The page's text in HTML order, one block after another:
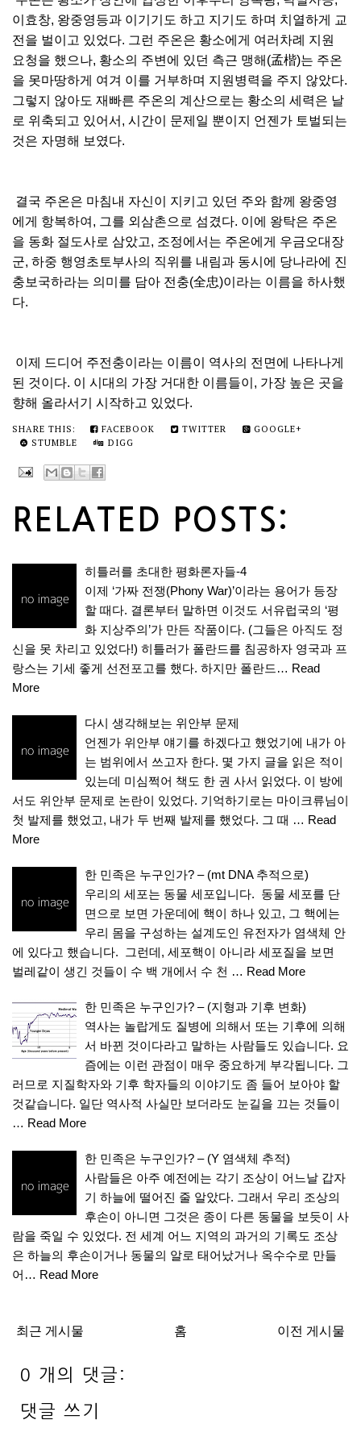
이효창, 왕중영등과 이기기도 하고 지기도 하며 치열하게 교
전을 벌이고 있었다. 그런 주온은 황소에게 여러차례 지원
요청을 했으나, 황소의 주변에 있던 측근 맹해(孟楷)는 주온
을 못마땅하게 여겨 이를 거부하며 지원병력을 주지 않았다.
그렇지 않아도 재빠른 주온의 계산으로는 황소의 세력은 날
로 위축되고 있어서, 시간이 문제일 뿐이지 언젠가 토벌되는
것은 자명해 보였다.
결국 주온은 마침내 자신이 지키고 있던 주와 함께 왕중영
에게 항복하여, 그를 외삼촌으로 섬겼다. 이에 왕탁은 주온
을 동화 절도사로 삼았고, 조정에서는 주온에게 우금오대장
군, 하중 행영초토부사의 직위를 내림과 동시에 당나라에 진
충보국하라는 의미를 담아 전충(全忠)이라는 이름을 하사했
다.
이제 드디어 주전충이라는 이름이 역사의 전면에 나타나게
된 것이다. 이 시대의 가장 거대한 이름들이, 가장 높은 곳을
향해 올라서기 시작하고 있었다.
SHARE THIS: FACEBOOK TWITTER
GOOGLE+
STUMBLE
DIGG
RELATED POSTS:
히틀러를 초대한 평화론자들-4
이제 ‘가짜 전쟁(Phony War)’이라는 용어가 등장
할 때다. 결론부터 말하면 이것도 서유럽국의 ‘평
화 지상주의’가 만든 작품이다. (그들은 아직도 정
신을 못 차리고 있었다!) 히틀러가 폴란드를 침공하자 영국과 프
랑스는 기세 좋게 선전포고를 했다. 하지만 폴란드… Read
More
다시 생각해보는 위안부 문제
언젠가 위안부 얘기를 하겠다고 했었기에 내가 아
는 범위에서 쓰고자 한다. 몇 가지 글을 읽은 적이
있는데 미심쩍어 책도 한 권 사서 읽었다. 이 방에
서도 위안부 문제로 논란이 있었다. 기억하기로는 마이크류님이
첫 발제를 했었고, 내가 두 번째 발제를 했었다. 그 때 … Read
More
한 민족은 누구인가? – (mt DNA 추적으로)
우리의 세포는 동물 세포입니다. 동물 세포를 단
면으로 보면 가운데에 핵이 하나 있고, 그 핵에는
우리 몸을 구성하는 설계도인 유전자가 염색체 안
에 있다고 했습니다. 그런데, 세포핵이 아니라 세포질을 보면
벌레같이 생긴 것들이 수 백 개에서 수 천 … Read More
한 민족은 누구인가? – (지형과 기후 변화)
역사는 놀랍게도 질병에 의해서 또는 기후에 의해
서 바뀐 것이다라고 말하는 사람들도 있습니다. 요
즘에는 이런 관점이 매우 중요하게 부각됩니다. 그
러므로 지질학자와 기후 학자들의 이야기도 좀 들어 보아야 할
것같습니다. 일단 역사적 사실만 보더라도 눈길을 끄는 것들이
… Read More
한 민족은 누구인가? – (Y 염색체 추적)
사람들은 아주 예전에는 각기 조상이 어느날 갑자
기 하늘에 떨어진 줄 알았다. 그래서 우리 조상의
후손이 아니면 그것은 종이 다른 동물을 보듯이 사
람을 죽일 수 있었다. 전 세계 어느 지역의 과거의 기록도 조상
은 하늘의 후손이거나 동물의 알로 태어났거나 옥수수로 만들
어… Read More
최근 게시물 이전 게시물
홈
0 개의 댓글:
댓글 쓰기